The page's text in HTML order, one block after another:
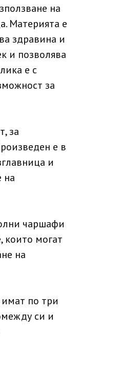
на
Материята е
здравина и
и позволява
е с
за
за
е в
и
на
чаршафи
които могат
на
имат по три
си и